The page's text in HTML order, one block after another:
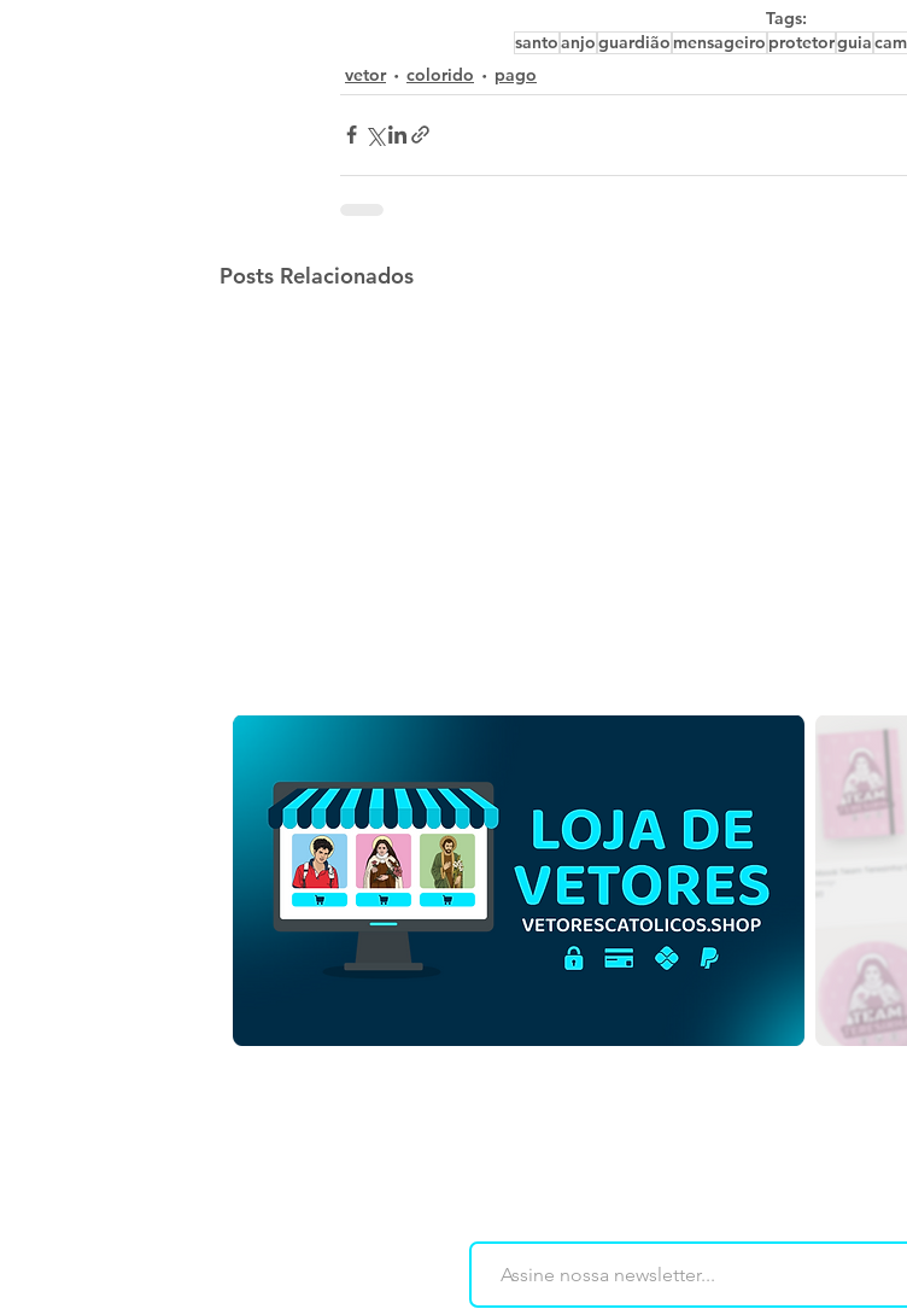
Tags:
santoanjoguardião mensageiro protetorguia
vetor
colorido pago
Posts Relacionados
Santo Anjo da Guarda |
Download Grátis Vetor
Contorno Monocromático
Santo Anjo da Guarda |
Download Grátis Ilustração
Contorno sem fundo em